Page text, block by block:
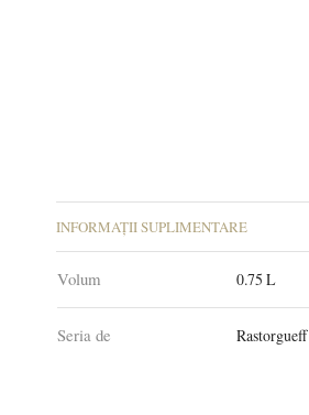
INFORMAȚII SUPLIMENTARE
Volum 0.75 L
Seria de Rastorgueff